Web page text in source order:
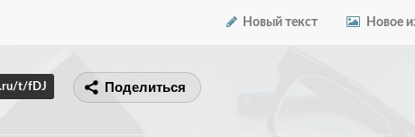
Новый текст Новое
t/fDJ Поделиться